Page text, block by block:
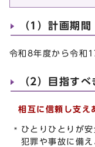
（1）計画期間
令和8年度から令和
（2）目指すべ
相互に信頼し支え
ひとりひとりが
犯罪や事故に備え